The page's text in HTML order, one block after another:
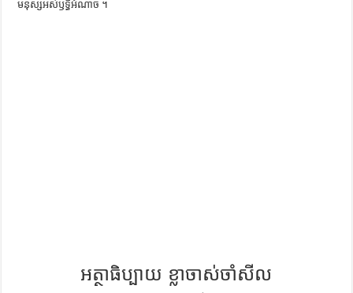
ព្រះបាទធម្មិក – សៀវភៅចំណេះដឹងទូទៅ
មនុស្ស​អស់​ឫទ្ធិ​អំណាច ។
អត្ថាធិប្បាយ ខ្លាចាស់ចាំសីល